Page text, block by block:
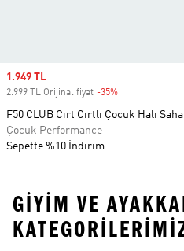
Sale price
1.949 TL
2.999 TL Orijinal fiyat -35%
F50 CLUB Cırt Cırtlı Çocuk Halı
Çocuk Performance
Sepette %10 İndirim
GIYIM VE